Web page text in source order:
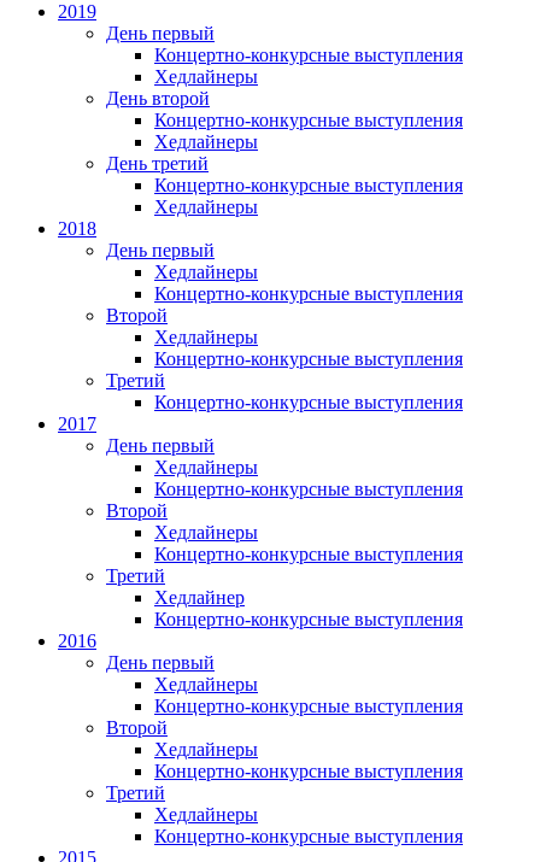
2019
День первый
Концертно-конкурсные выступления
Хедлайнеры
День второй
Концертно-конкурсные выступления
Хедлайнеры
День третий
Концертно-конкурсные выступления
Хедлайнеры
2018
День первый
Хедлайнеры
Концертно-конкурсные выступления
Второй
Хедлайнеры
Концертно-конкурсные выступления
Третий
Концертно-конкурсные выступления
2017
День первый
Хедлайнеры
Концертно-конкурсные выступления
Второй
Хедлайнеры
Концертно-конкурсные выступления
Третий
Хедлайнер
Концертно-конкурсные выступления
2016
День первый
Хедлайнеры
Концертно-конкурсные выступления
Второй
Хедлайнеры
Концертно-конкурсные выступления
Третий
Хедлайнеры
Концертно-конкурсные выступления